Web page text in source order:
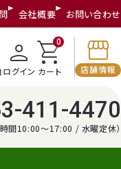
会社概要 お問い合わせ
person
ログイン
shopping_cart
0
カート
storefront
店舗情報
411-4470
時間10:00～17:00 / 水曜定休）